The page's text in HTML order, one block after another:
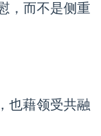
，而不是侧重
也藉领受共融